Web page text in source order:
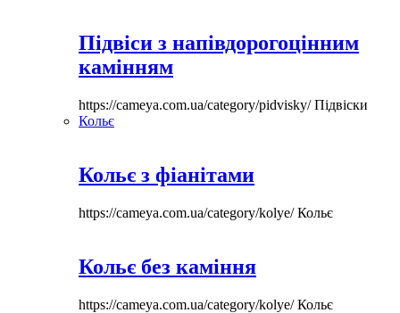
Підвіси з напівдорогоцінним
камінням
https://cameya.com.ua/category/pidvisky/Підвіски
Кольє
Кольє з фіанітами
https://cameya.com.ua/category/kolye/Кольє
Кольє без каміння
https://cameya.com.ua/category/kolye/Кольє